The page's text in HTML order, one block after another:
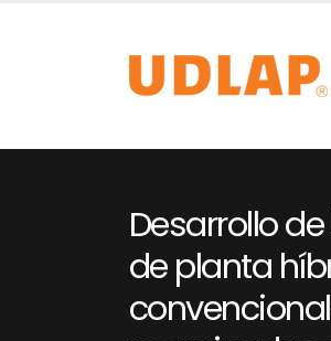
Desarrollo
de planta